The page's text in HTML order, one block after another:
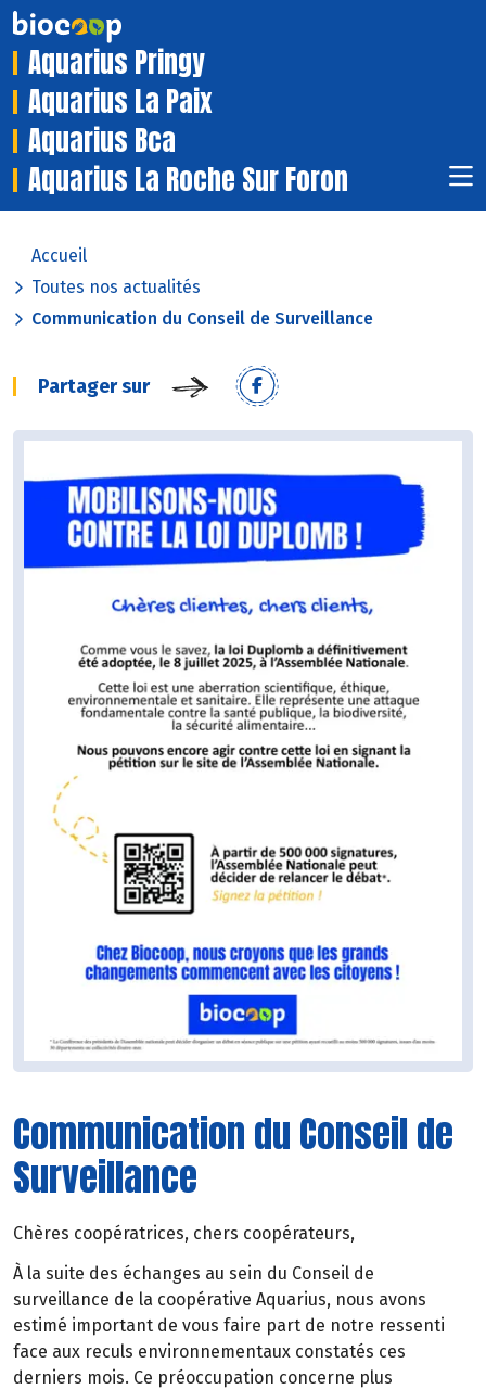
Aquarius Pringy
Aquarius La Paix
Aquarius Bca
Aquarius La Roche Sur Foron
Accueil
Toutes nos actualités
Communication du Conseil de Surveillance
Partager sur
Communication du Conseil de
Surveillance
Chères coopératrices, chers coopérateurs,
À la suite des échanges au sein du Conseil de
surveillance de la coopérative Aquarius, nous avons
estimé important de vous faire part de notre ressenti
face aux reculs environnementaux constatés ces
derniers mois. Ce préoccupation concerne plus